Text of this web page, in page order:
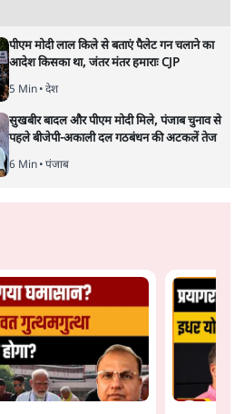
पीएम मोदी लाल किले से बताएं पैलेट गन चलाने का
आदेश किसका था, जंतर मंतर हमाराः CJP
5 Min• देश
सुखबीर बादल और पीएम मोदी मिले, पंजाब चुनाव से
पहले बीजेपी-अकाली दल गठबंधन की अटकलें तेज
6 Min• पंजाब